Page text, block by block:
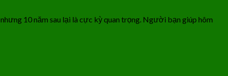
10 năm sau lại là cực kỳ quan trọng. Người bạn giúp hôm